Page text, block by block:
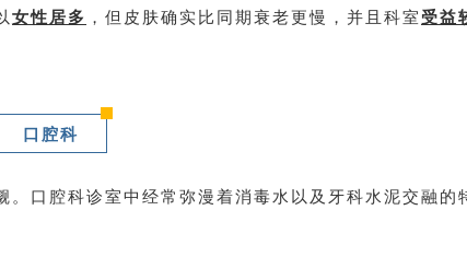
女性居多 ，但皮肤确实比同期衰老更慢，并且科室 受益
口腔科
。口腔科诊室中经常弥漫着消毒水以及牙科水泥交融的